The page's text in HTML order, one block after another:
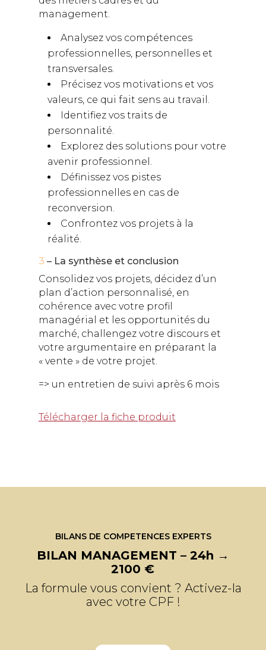
management.
Analysez vos compétences
professionnelles, personnelles et
transversales.
Précisez vos motivations et vos
valeurs, ce qui fait sens au travail.
Identifiez vos traits de
personnalité.
Explorez des solutions pour votre
avenir professionnel.
Définissez vos pistes
professionnelles en cas de
reconversion.
Confrontez vos projets à la
réalité.
3 – La synthèse et conclusion
Consolidez vos projets, décidez d’un
plan d’action personnalisé, en
cohérence avec votre profil
managérial et les opportunités du
marché, challengez votre discours et
votre argumentaire en préparant la
« vente » de votre projet.
=> un entretien de suivi après 6 mois
Télécharger la fiche produit
BILANS DE COMPETENCES EXPERTS
BILAN MANAGEMENT – 24h →
2100 €
La formule vous convient ? Activez-la
avec votre CPF !